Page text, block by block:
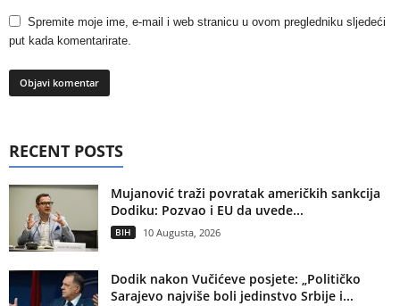
Spremite moje ime, e-mail i web stranicu u ovom pregledniku sljedeći
put kada komentarirate.
RECENT POSTS
Mujanović traži povratak američkih sankcija
Dodiku: Pozvao i EU da uvede...
BIH 10 Augusta, 2026
Dodik nakon Vučićeve posjete: „Političko
Sarajevo najviše boli jedinstvo Srbije i...